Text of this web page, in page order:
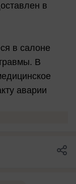
в
в салоне
В
аварии